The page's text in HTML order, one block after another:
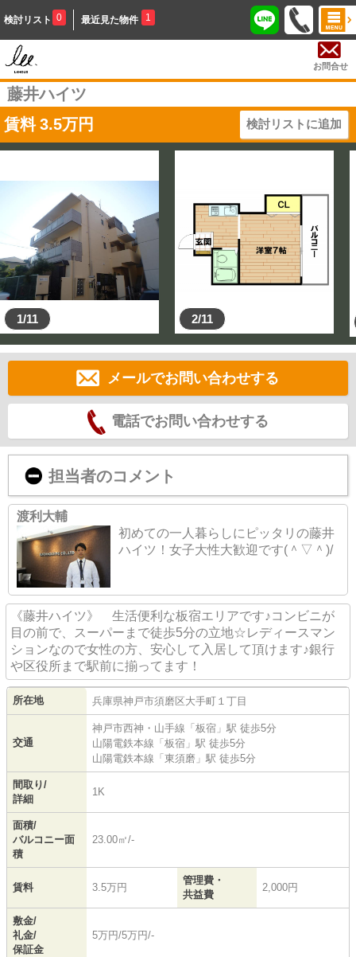
検討リスト 0 最近見た物件 1
お問合せ
藤井ハイツ
賃料 3.5万円 検討リストに追加
1/11 2/11
メールでお問い合わせする
電話でお問い合わせする
担当者のコメント
渡利大輔
初めての一人暮らしにピッタリの藤井
ハイツ！女子大性大歓迎です(＾▽＾)/
《藤井ハイツ》 生活便利な板宿エリアです♪コンビニが
目の前で、スーパーまで徒歩5分の立地☆レディースマン
ションなので女性の方、安心して入居して頂けます♪銀行
や区役所まで駅前に揃ってます！
所在地 兵庫県神戸市須磨区大手町 １丁目
交通
神戸市西神・山手線 「 板宿 」駅 徒歩5分
山陽電鉄本線 「 板宿 」駅 徒歩5分
山陽電鉄本線 「 東須磨 」駅 徒歩5分
間取り/
詳細
1K
面積/
バルコニー面
積
23.00㎡/-
賃料 3.5万円
管理費・
共益費
2,000円
敷金/
礼金/
保証金
5万円/5万円/-